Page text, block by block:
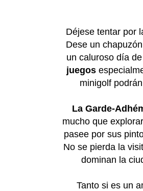
Déjese tentar por
Dese un
un caluroso día
juegos
minigolf
La Garde-
mucho que
pasee por sus
No se pierda la
dominan la
Tanto si es un